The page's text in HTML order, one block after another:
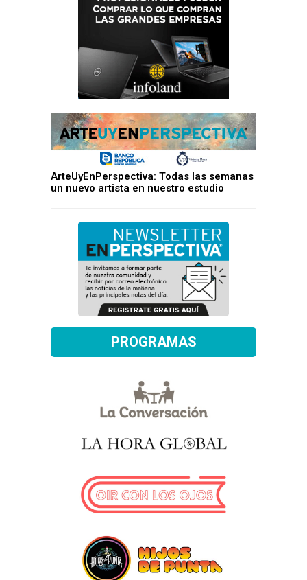
ArteUyEnPerspectiva: Todas las semanas
un nuevo artista en nuestro estudio
PROGRAMAS